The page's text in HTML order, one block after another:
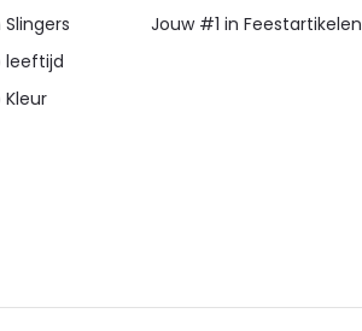
leeftijd
Kleur
Jouw #1 in Feestartikelen